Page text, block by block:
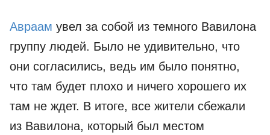
Авраам увел за собой из темного Вавилона
группу людей. Было не удивительно, что
они согласились, ведь им было понятно,
что там будет плохо и ничего хорошего их
там не ждет. В итоге, все жители сбежали
из Вавилона, который был местом